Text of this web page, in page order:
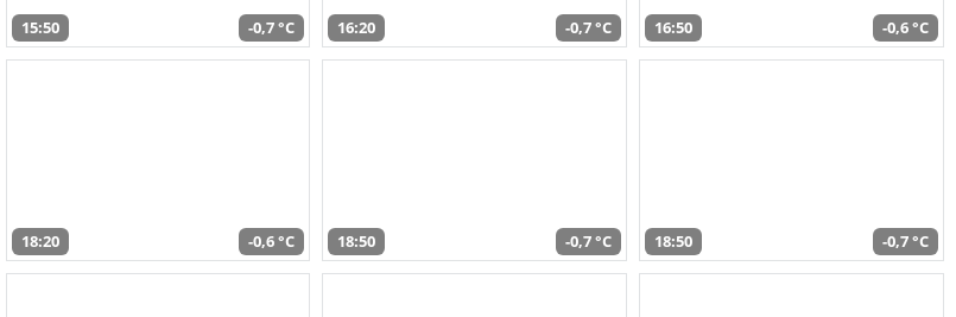
15:50 -0,7 °C 16:20 -0,7 °C 16:50 -0,6 °C
18:20 -0,6 °C 18:50 -0,7 °C 18:50 -0,7 °C